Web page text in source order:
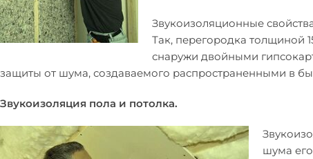
Звукоизоляционные
Так, перегородка толщиной
снаружи двойными
защиты от шума, создаваемого распространенными в
Звукоизоляция пола и потолка.
шума